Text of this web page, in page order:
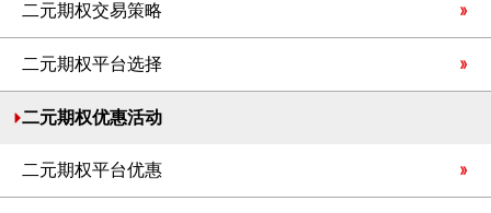
二元期权交易策略
二元期权平台选择
二元期权优惠活动
二元期权平台优惠